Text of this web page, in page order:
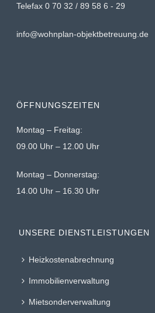
Telefax 0 70 32 / 89 58 6 - 29
info@wohnplan-objektbetreuung.de
ÖFFNUNGSZEITEN
Montag – Freitag:
09.00 Uhr – 12.00 Uhr
Montag – Donnerstag:
14.00 Uhr – 16.30 Uhr
UNSERE DIENSTLEISTUNGEN
Heizkostenabrechnung
Immobilienverwaltung
Mietsonderverwaltung